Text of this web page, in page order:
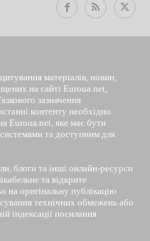
матеріалів, новин,
на сайті Euroua.net,
зазначення
контенту необхідно
Euroua.net, яке має бути
та доступним для
блоги та інші онлайн-ресурси
та відкрите
на оригінальну публікацію
технічних обмежень або
індексації посилання